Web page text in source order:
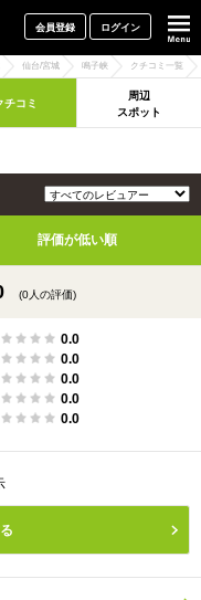
会員登録 ログイン
仙台/宮城 鳴子峡 クチコミ一覧
チコミ
周辺
スポット
評価が低い順
(0人の評価)
0.0
0.0
0.0
0.0
0.0